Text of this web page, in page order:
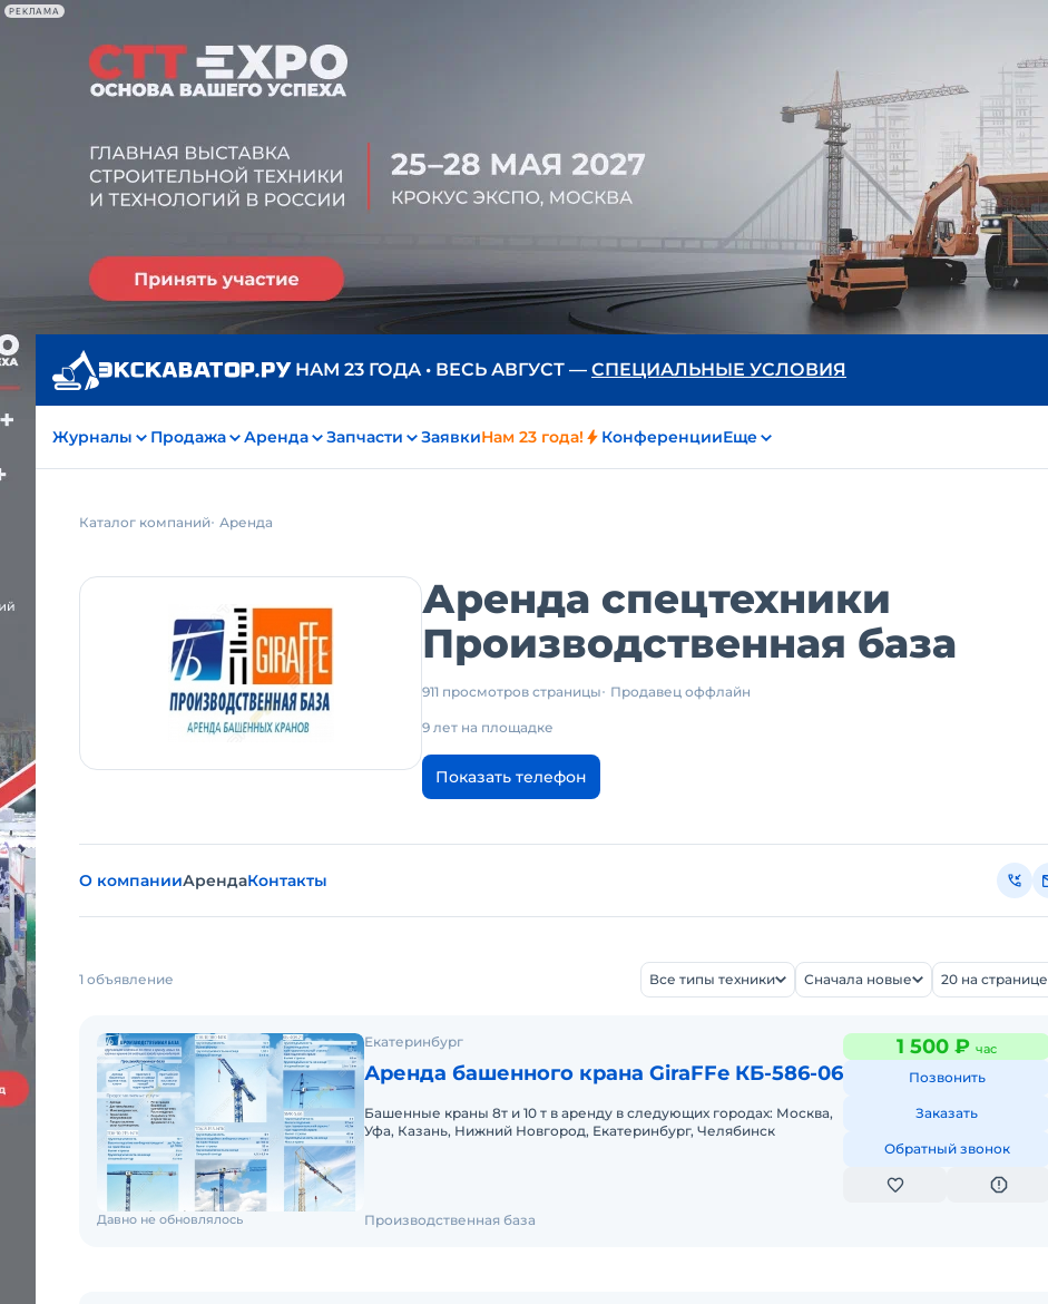
РЕКЛАМА
НАМ 23 ГОДА • ВЕСЬ АВГУСТ — СПЕЦИАЛЬНЫЕ УСЛОВИЯ
Журналы Продажа Аренда Запчасти ЗаявкиНам 23 года! КонференцииЕще
Каталог компаний Аренда
Аренда спецтехники
Производственная база
911 просмотров страницы Продавец оффлайн
9 лет на площадке
Показать телефон
О компанииАрендаКонтакты
1 объявление Все типы техники Сначала новые 20 на странице
Екатеринбург
Аренда башенного крана GiraFFe КБ-586-06
Башенные краны 8т и 10 т в аренду в следующих городах: Москва,
Уфа, Казань, Нижний Новгород, Екатеринбург, Челябинск
1 500 ₽ час
Позвонить
Заказать
Обратный звонок
Давно не обновлялось Производственная база